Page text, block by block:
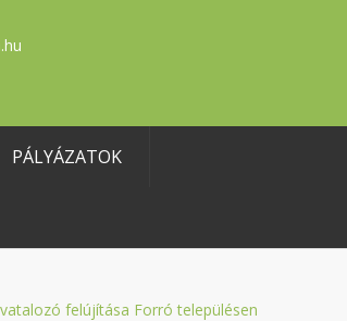
PÁLYÁZATOK
felújítása Forró településen